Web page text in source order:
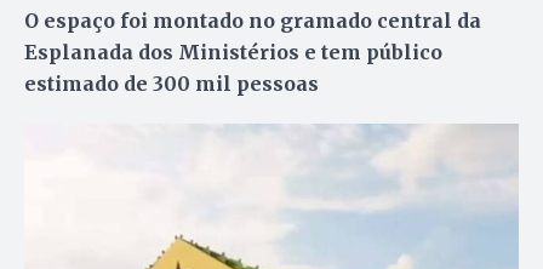
O espaço foi montado no gramado central da
Esplanada dos Ministérios e tem público
estimado de 300 mil pessoas